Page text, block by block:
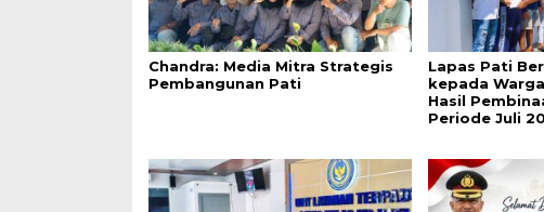
Chandra: Media Mitra Strategis
Pembangunan Pati
Lapas Pati
kepada
Hasil
Periode Juli